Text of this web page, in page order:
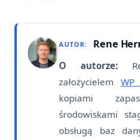
AUTOR: Rene
O autorze:
założycielem WP
kopiami
środowiskami
obsługą baz